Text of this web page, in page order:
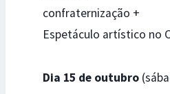
confraternização +
Espetáculo artístico no
Dia 15 de outubro